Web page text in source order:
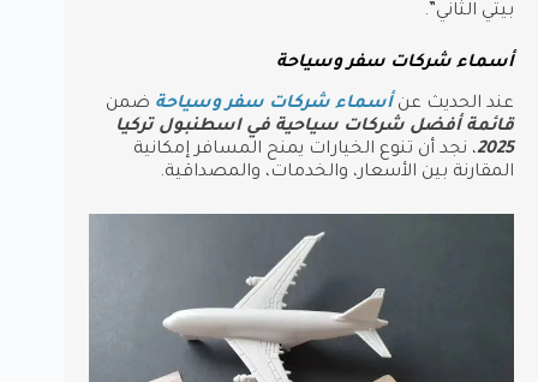
بيتي الثاني”.
أسماء شركات سفر وسياحة
عند الحديث عن أسماء شركات سفر وسياحة ضمن
قائمة أفضل شركات سياحية في اسطنبول تركيا
2025، نجد أن تنوع الخيارات يمنح المسافر إمكانية
المقارنة بين الأسعار، والخدمات، والمصداقية.